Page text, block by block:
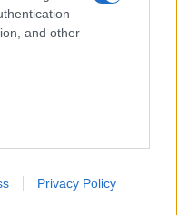
and other
Privacy Policy